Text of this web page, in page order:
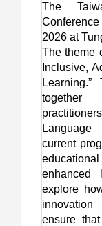
The
2026 at
The theme
Inclusive,
together
current
enhanced
explore
ensure